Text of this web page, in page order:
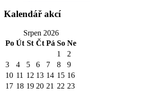
Kalendář akcí
Srpen 2026
Po Út St Čt Pá So Ne
1
2
3
4 5 6 7 8
9
10 11 12 13 14 15 16
17 18 19 20 21 22 23